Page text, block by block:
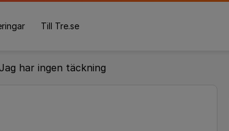
Till Tre.se
har ingen täckning